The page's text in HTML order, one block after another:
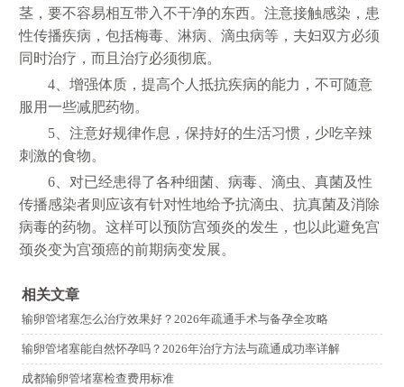
茎，要不容易相互带入不干净的东西。注意接触感染，患
性传播疾病，包括梅毒、淋病、滴虫病等，夫妇双方必须
同时治疗，而且治疗必须彻底。
4、增强体质，提高个人抵抗疾病的能力，不可随意
服用一些减肥药物。
5、注意好规律作息，保持好的生活习惯，少吃辛辣
刺激的食物。
6、对已经患得了各种细菌、病毒、滴虫、真菌及性
传播感染者则应该有针对性地给予抗滴虫、抗真菌及消除
病毒的药物。这样可以预防宫颈炎的发生，也以此避免宫
颈炎变为宫颈癌的前期病变发展。
相关文章
输卵管堵塞怎么治疗效果好？2026年疏通手术与备孕全攻略
输卵管堵塞能自然怀孕吗？2026年治疗方法与疏通成功率详解
成都输卵管堵塞检查费用标准